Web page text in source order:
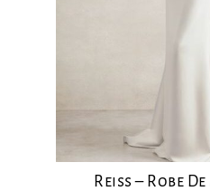
Reiss – Robe